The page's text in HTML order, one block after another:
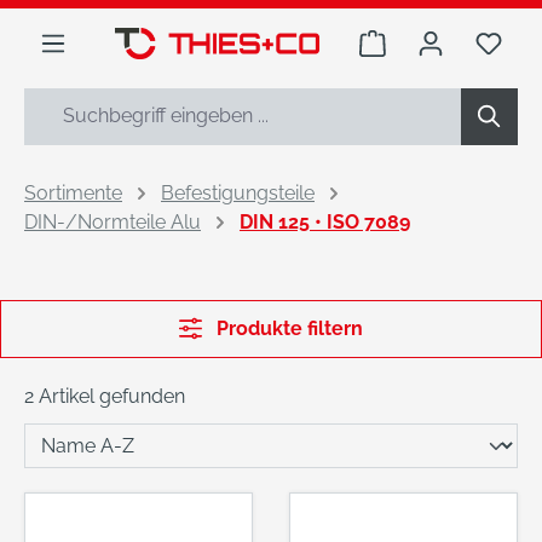
springen
Warenkorb Du
Sortimente
Befestigungsteile
DIN-/Normteile Alu
DIN 125 • ISO 7089
Produkte filtern
2 Artikel gefunden